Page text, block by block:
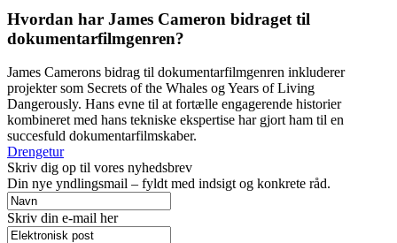
Hvordan har James Cameron bidraget til
dokumentarfilmgenren?
James Camerons bidrag til dokumentarfilmgenren inkluderer
projekter som Secrets of the Whales og Years of Living
Dangerously. Hans evne til at fortælle engagerende historier
kombineret med hans tekniske ekspertise har gjort ham til en
succesfuld dokumentarfilmskaber.
Drengetur
Skriv dig op til vores nyhedsbrev
Din nye yndlingsmail – fyldt med indsigt og konkrete råd.
Skriv din e-mail her